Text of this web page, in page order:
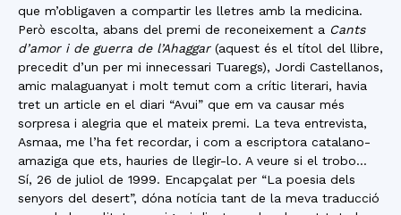
que m’obligaven a compartir les lletres amb la medicina.
Però escolta, abans del premi de reconeixement a Cants
d’amor i de guerra de l’Ahaggar(aquest és el títol del llibre,
precedit d’un per mi innecessari Tuaregs), Jordi Castellanos,
amic malaguanyat i molt temut com a crític literari, havia
tret un article en el diari “Avui” que em va causar més
sorpresa i alegria que el mateix premi. La teva entrevista,
Asmaa, me l’ha fet recordar, i com a escriptora catalano-
amaziga que ets, hauries de llegir-lo. A veure si el trobo…
Sí, 26 de juliol de 1999. Encapçalat per “La poesia dels
senyors del desert”, dóna notícia tant de la meva traducció